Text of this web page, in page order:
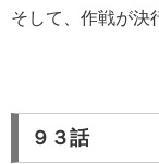
そして、作戦が決
９３話